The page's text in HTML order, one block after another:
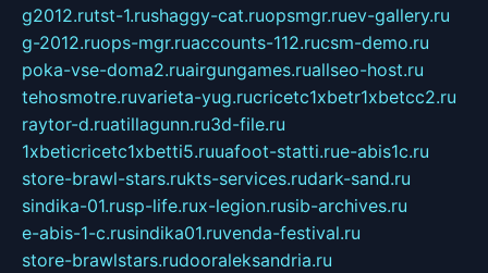
g2012.rutst-1.rushaggy-cat.ruopsmgr.ruev-gallery.ru
g-2012.ruops-mgr.ruaccounts-112.rucsm-demo.ru
poka-vse-doma2.ruairgungames.ruallseo-host.ru
tehosmotre.ruvarieta-yug.rucricetc1xbetr1xbetcc2.ru
raytor-d.ruatillagunn.ru3d-file.ru
1xbeticricetc1xbetti5.ruuafoot-statti.rue-abis1c.ru
store-brawl-stars.rukts-services.rudark-sand.ru
sindika-01.rusp-life.rux-legion.rusib-archives.ru
e-abis-1-c.rusindika01.ruvenda-festival.ru
store-brawlstars.rudooraleksandria.ru